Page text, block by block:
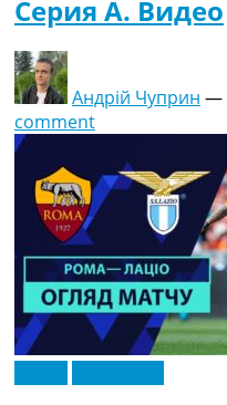
Серия A. Видео
Андрій Чуприн —
comment